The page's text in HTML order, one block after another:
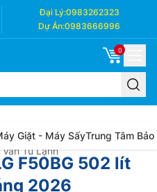
Đại Lý:0983262323
Dự Án:0983666996
0
Giặt - Máy SấyTrung Tâm Bảo
Vấn Tủ Lạnh
F50BG 502 lít
2026